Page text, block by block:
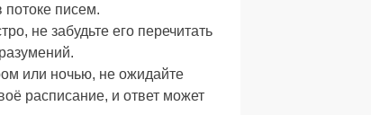
потоке писем.
не забудьте его перечитать
или ночью, не ожидайте
расписание, и ответ может